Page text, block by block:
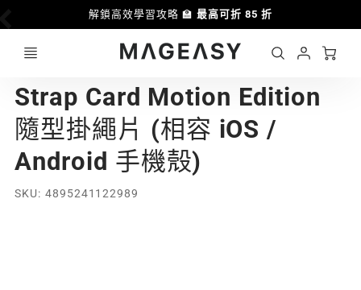
解鎖高效學習攻略 🏫 最高可折 85 折
Login
MAGEASY
Strap Card Motion Edition
隨型掛繩片 (相容 iOS /
Android 手機殼)
SKU 4895241122989